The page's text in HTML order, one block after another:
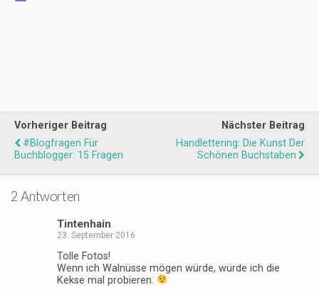
Vorheriger Beitrag
#blogfragen Für
Buchblogger: 15 Fragen
Nächster Beitrag
Handlettering: Die Kunst Der
Schönen Buchstaben
2 Antworten
Tintenhain
23. September 2016
Tolle Fotos!
Wenn ich Walnüsse mögen würde, würde ich die
Kekse mal probieren.